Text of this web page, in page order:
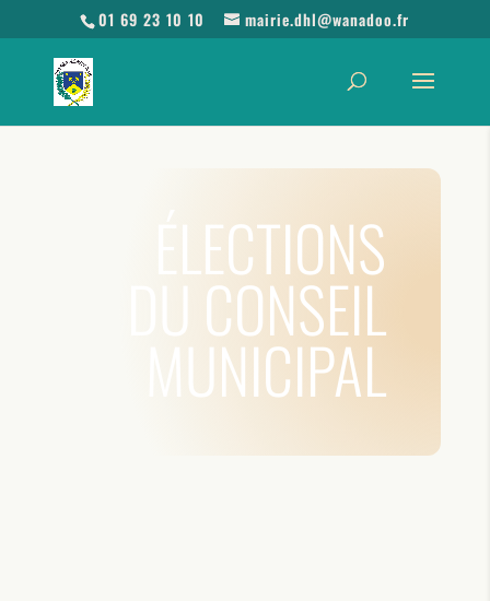
01 69 23 10 10 mairie.dhl@wanadoo.fr
ÉLECTIONS
DU CONSEIL
MUNICIPAL